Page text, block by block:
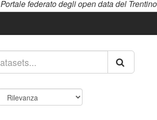
Portale federato degli open data del Trentino